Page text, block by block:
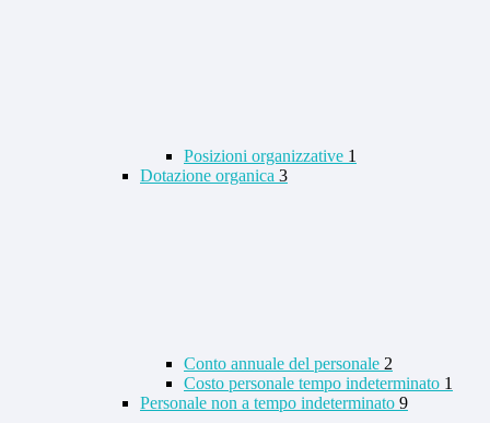
Posizioni organizzative 1
Dotazione organica 3
Conto annuale del personale 2
Costo personale tempo indeterminato 1
Personale non a tempo indeterminato 9